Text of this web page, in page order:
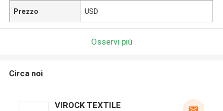
Prezzo USD
Osservi più
Circa noi
VIROCK TEXTILE